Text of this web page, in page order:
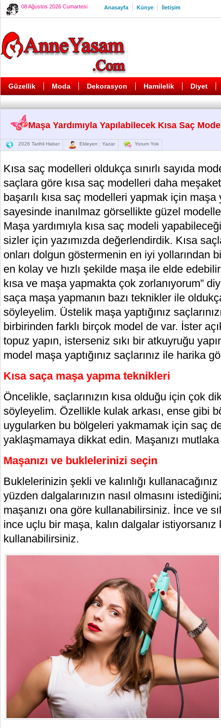
08 Ağustos 2026 Cumartesi Anasayfa Künye İletişim
Güzellik Moda Dekorasyon Hamilelik Diyet
Maşa Yardımıyla Yapılabilecek Kısa Saç
2026 Tarihli Haber Ekleyen : Yazar Yorum Yok
Kısa saç modelleri oldukça sınırlı sayıda
saçlara göre kısa saç modelleri daha
başarılı kısa saç modelleri yapmak için maşa
sayesinde inanılmaz görsellikte güzel
Maşa yardımıyla kısa saç modeli
sizler için yazımızda değerlendirdik. Kısa
onları dolgun göstermenin en iyi yollarından
en kolay ve hızlı şekilde maşa ile elde
kısa ve maşa yapmakta çok zorlanıyorum”
saça maşa yapmanın bazı teknikler ile
söyleyelim. Üstelik maşa yaptığınız
birbirinden farklı birçok model de var. İster
topuz yapın, isterseniz sıkı bir atkuyruğu
model maşa yaptığınız saçlarınız ile harika
Kısa saça maşa yapma teknikleri
Öncelikle, saçlarınızın kısa olduğu için çok
söyleyelim. Özellikle kulak arkası, ense gibi
uygularken bu bölgeleri yakmamak için saç
yaklaşmamaya dikkat edin. Maşanızı
Maşanızı ve buklelerinizi seçin
Buklelerinizin şekli ve kalınlığı
yüzden dalgalarınızın nasıl olmasını
maşanızı ona göre kullanabilirsiniz. İnce ve
ince uçlu bir maşa, kalın dalgalar istiyorsanız
kullanabilirsiniz.